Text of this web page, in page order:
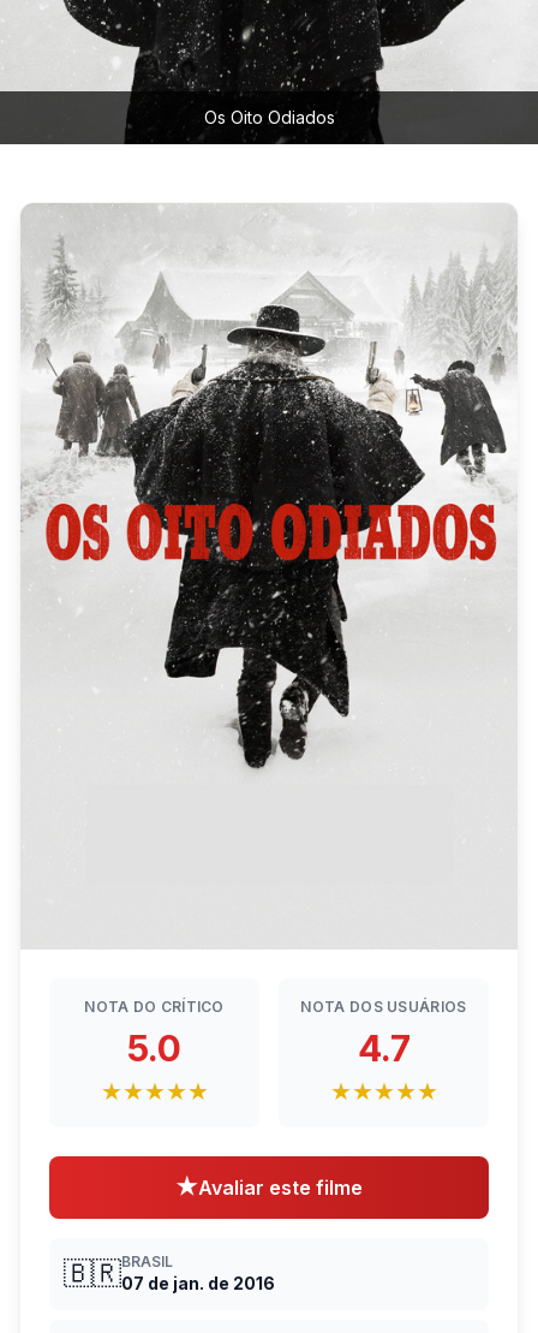
Os Oito Odiados
NOTA DO CRÍTICO
5.0
★★★★★
NOTA DOS USUÁRIOS
4.7
★★★★★
★Avaliar este filme
🇧🇷BRASIL
07 de jan. de 2016